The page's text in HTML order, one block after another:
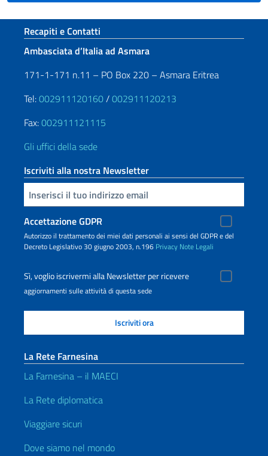
Sezione footer
Recapiti e Contatti
Ambasciata d’Italia ad Asmara
171-1-171 n.11 – PO Box 220 – Asmara Eritrea
Tel:002911120160/002911120213
Fax:002911121115
Gli uffici della sede
Iscriviti alla nostra Newsletter
Inserisci la tua email
Accettazione GDPR
Autorizzo il trattamento dei miei dati personali ai sensi del GDPR e del
Decreto Legislativo 30 giugno 2003, n.196 Privacy Note Legali
Sì, voglio iscrivermi alla Newsletter per ricevere
aggiornamenti sulle attività di questa sede
La Rete Farnesina
La Farnesina – il MAECI
La Rete diplomatica
Viaggiare sicuri
Dove siamo nel mondo